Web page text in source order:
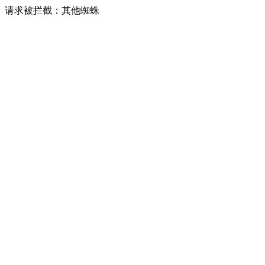
请求被拦截：其他蜘蛛